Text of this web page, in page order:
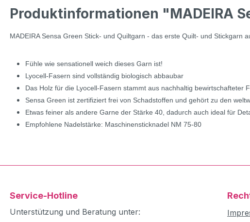
Produktinformationen "MADEIRA
MADEIRA Sensa Green Stick- und Quiltgarn - das erste Quilt- und Stickgarn
Fühle wie sensationell weich dieses Garn ist!
Lyocell-Fasern sind vollständig biologisch abbaubar
Das Holz für die Lyocell-Fasern stammt aus nachhaltig bewirtschafteter
Sensa Green ist zertifiziert frei von Schadstoffen und gehört zu den
Etwas feiner als andere Garne der Stärke 40, dadurch auch ideal für
Empfohlene Nadelstärke: Maschinensticknadel NM 75-80
Service-Hotline
Unterstützung und Beratung unter: